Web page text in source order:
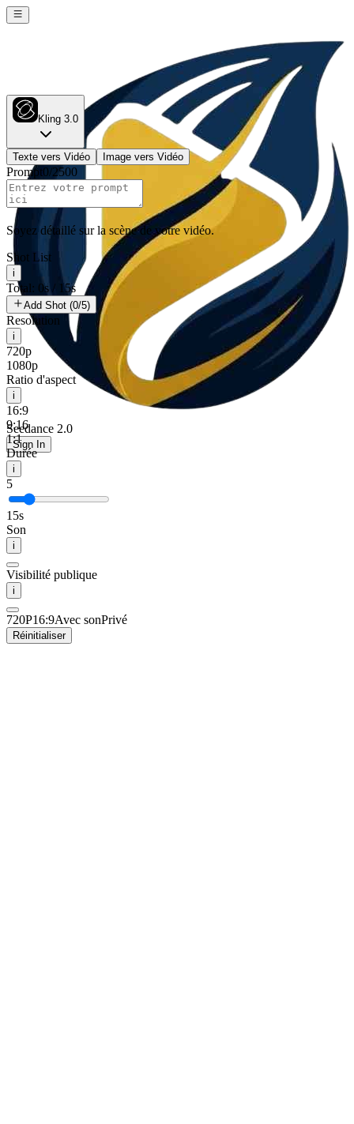
Seedance 2.0
Sign In
Kling 3.0
Texte vers Vidéo Image vers Vidéo
Prompt0/2500
Soyez détaillé sur la scène de votre vidéo.
Shot List
i
Total: 0s / 15s
Add Shot (0/5)
Resolution
i
720p
1080p
Ratio d'aspect
i
16:9
9:16
1:1
Durée
i
5
15s
Son
i
Visibilité publique
i
720P16:9Avec sonPrivé
Réinitialiser